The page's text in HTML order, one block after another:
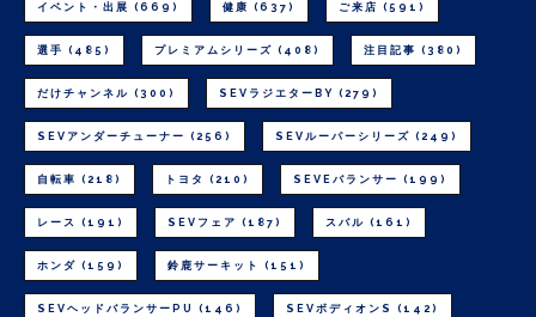
イベント・出展 (669) 健康 (637) ご来店 (591)
選手 (485) プレミアムシリーズ (408) 注目記事 (380)
だけチャンネル (300) SEVラジエターBY (279)
SEVアンダーチューナー (256) SEVルーパーシリーズ (249)
自転車 (218) トヨタ (210) SEVEバランサー (199)
レース (191) SEVフェア (187) スバル (161)
ホンダ (159) 鈴鹿サーキット (151)
SEVヘッドバランサーPU (146) SEVボディオンS (142)